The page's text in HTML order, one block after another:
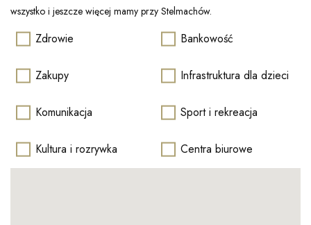
wszystko i jeszcze więcej mamy przy Stelmachów.
Zdrowie Bankowość
Zakupy Infrastruktura dla dzieci
Komunikacja Sport i rekreacja
Kultura i rozrywka Centra biurowe